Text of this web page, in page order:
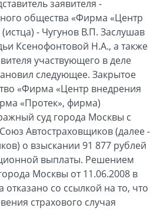
заявителя -
общества «Фирма «Центр
- Чугунов В.П. Заслушав
Ксенофонтовой Н.А., а также
участвующего в деле
следующее. Закрытое
«Фирма «Центр внедрения
«Протек», фирма)
суд города Москвы с
Автостраховщиков (далее -
о взыскании 91 877 рублей
выплаты. Решением
Москвы от 11.06.2008 в
отказано со ссылкой на то, что
страхового случая